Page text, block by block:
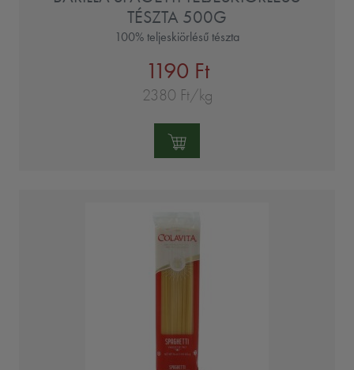
TÉSZTA 500G
100% teljeskiörlésű tészta
1190 Ft
2380 Ft/kg
Mennyiség: